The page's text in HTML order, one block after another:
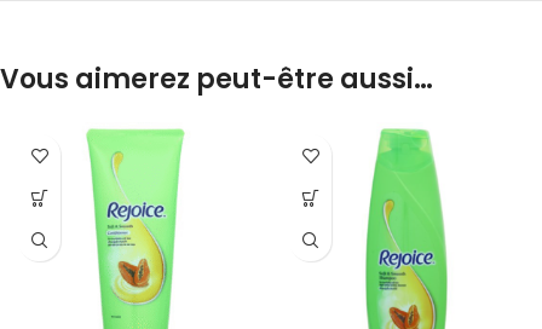
Vous aimerez peut-être aussi…